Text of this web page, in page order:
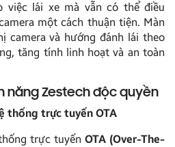
việc lái xe mà vẫn có thể điều
một cách thuận tiện. Màn
camera và hướng đánh lái theo
tăng tính linh hoạt và an toàn
năng Zestech độc quyền
thống trực tuyến OTA
trực tuyến OTA (Over-The-